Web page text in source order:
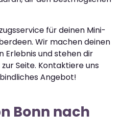
für deinen Mini-
Wir machen deinen
Erlebnis und stehen dir
Seite. Kontaktiere uns
Angebot!
Bonn nach